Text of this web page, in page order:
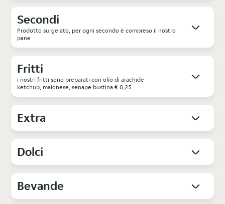
Secondi
Prodotto surgelato, per ogni secondo è compreso il nostro
pane
Fritti
i nostri fritti sono preparati con olio di arachide
ketchup, maionese, senape bustina € 0,25
Extra
Dolci
Bevande